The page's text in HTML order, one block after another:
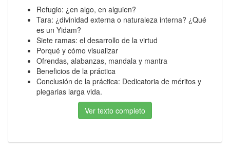
Refugio: ¿en algo, en alguien?
Tara: ¿divinidad externa o naturaleza interna? ¿Qué
es un Yidam?
Siete ramas: el desarrollo de la virtud
Porqué y cómo visualizar
Ofrendas, alabanzas, mandala y mantra
Beneficios de la práctica
Conclusión de la práctica: Dedicatoria de méritos y
plegarias larga vida.
Ver texto completo